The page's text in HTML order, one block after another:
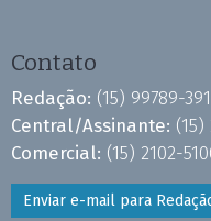
Contato
Redação: (15) 99789-
Central/Assinante: (15)
Comercial: (15) 2102-
Enviar e-mail para